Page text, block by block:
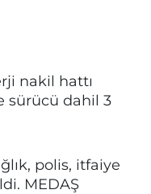
nakil hattı
sürücü dahil 3
polis, itfaiye
MEDAŞ